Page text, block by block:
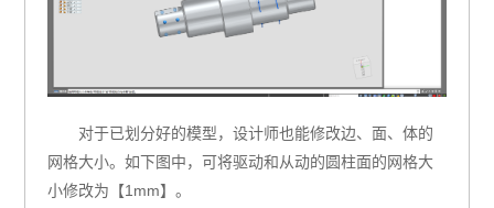
对于已划分好的模型，设计师也能修改边、面、体的
网格大小。如下图中，可将驱动和从动的圆柱面的网格大
小修改为【1mm】。